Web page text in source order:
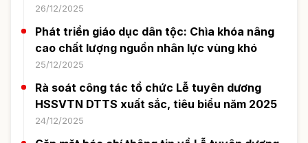
26/12/2025
Phát triển giáo dục dân tộc: Chìa khóa nâng
cao chất lượng nguồn nhân lực vùng khó
25/12/2025
Rà soát công tác tổ chức Lễ tuyên dương
HSSVTN DTTS xuất sắc, tiêu biểu năm 2025
24/12/2025